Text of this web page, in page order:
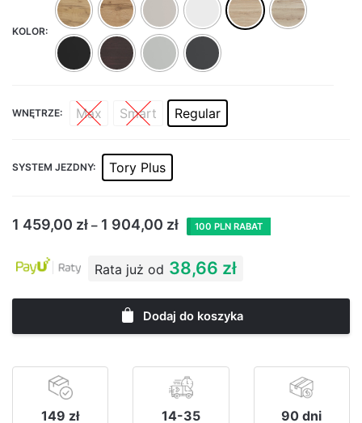
KOLOR:
WNĘTRZE: Max Smart Regular
SYSTEM JEZDNY: Tory Plus
1 459,00 zł – 1 904,00 zł 100 PLN RABAT
Rata już od 38,66 zł
Dodaj do koszyka
149 zł 14-35 90 dni